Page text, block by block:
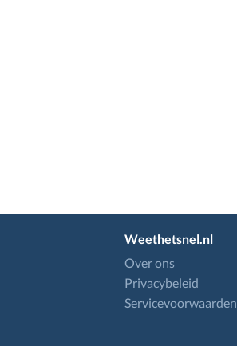
Weethetsnel.nl
Over ons
Privacybeleid
Servicevoorwaarden